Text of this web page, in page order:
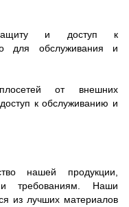
защиту и доступ к
для обслуживания и
от внешних
к обслуживанию и
нашей продукции,
требованиям. Наши
из лучших материалов